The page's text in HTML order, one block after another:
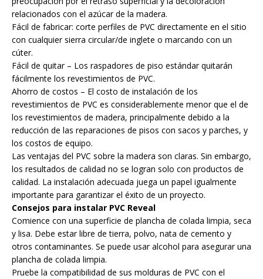
relacionados con el azúcar de la madera.
Fácil de fabricar: corte perfiles de PVC directamente en el sitio
con cualquier sierra circular/de inglete o marcando con un
cúter.
Fácil de quitar – Los raspadores de piso estándar quitarán
fácilmente los revestimientos de PVC.
Ahorro de costos – El costo de instalación de los
revestimientos de PVC es considerablemente menor que el de
los revestimientos de madera, principalmente debido a la
reducción de las reparaciones de pisos con sacos y parches, y
los costos de equipo.
Las ventajas del PVC sobre la madera son claras. Sin embargo,
los resultados de calidad no se logran solo con productos de
calidad. La instalación adecuada juega un papel igualmente
importante para garantizar el éxito de un proyecto.
Consejos para instalar PVC Reveal
Comience con una superficie de plancha de colada limpia, seca
y lisa. Debe estar libre de tierra, polvo, nata de cemento y
otros contaminantes. Se puede usar alcohol para asegurar una
plancha de colada limpia.
Pruebe la compatibilidad de sus molduras de PVC con el